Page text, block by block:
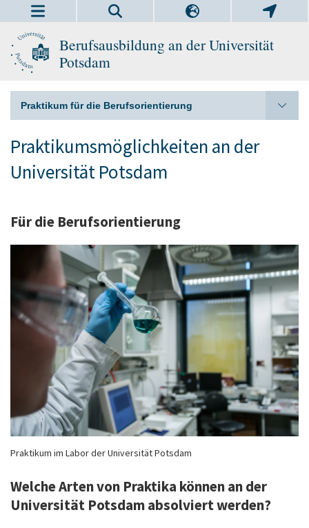
Berufsausbildung an der Universität
Potsdam
Praktikum für die Berufsorientierung
Praktikumsmöglichkeiten an der
Universität Potsdam
Für die Berufsorientierung
Praktikum im Labor der Universität Potsdam
Welche Arten von Praktika können an der
Universität Potsdam absolviert werden?